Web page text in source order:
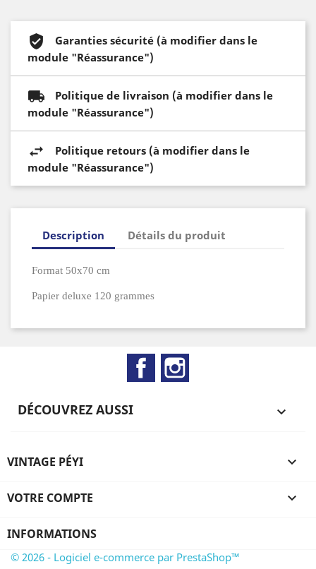
Garanties sécurité (à modifier dans le
module "Réassurance")
Politique de livraison (à modifier dans le
module "Réassurance")
Politique retours (à modifier dans le
module "Réassurance")
Description Détails du produit
Format 50x70 cm
Papier deluxe 120 grammes
Facebook
DÉCOUVREZ AUSSI 
VINTAGE PÉYI 
VOTRE COMPTE 
INFORMATIONS
© 2026 - Logiciel e-commerce par PrestaShop™